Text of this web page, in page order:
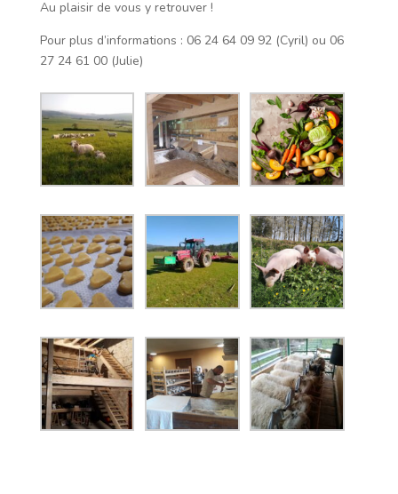
Au plaisir de vous y retrouver !
Pour plus d’informations : 06 24 64 09 92 (Cyril) ou 06
27 24 61 00 (Julie)